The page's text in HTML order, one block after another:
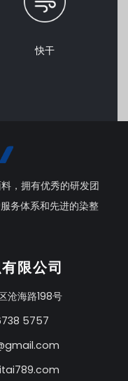
快干
，拥有优秀的研发团
务体系和先进的染整
限公司
沧海路198号
5757